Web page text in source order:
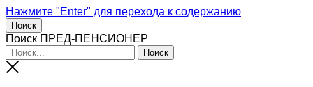
Нажмите "Enter" для перехода к содержанию
Поиск
Поиск ПРЕД-ПЕНСИОНЕР